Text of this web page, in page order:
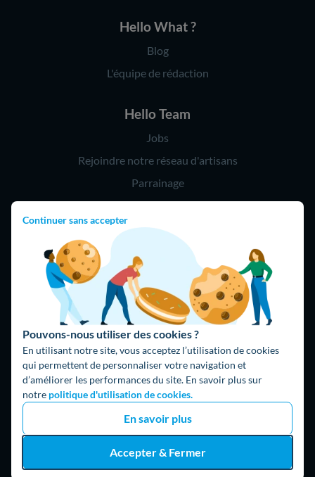
Continuer sans accepter
Pouvons-nous utiliser des cookies ?
En utilisant notre site, vous acceptez l’utilisation de cookies
qui permettent de personnaliser votre navigation et
d’améliorer les performances du site. En savoir plus sur
notre politique d'utilisation de cookies.
En savoir plus
Accepter & Fermer
Hello What ?
Blog
L'équipe de rédaction
Hello Team
Jobs
Rejoindre notre réseau d'artisans
Parrainage
Hello !
09 75 18 60 60
(8h-21h)
75018 Paris
Fait avec ⚡ par Hello Watt
© 2026 Hello Watt |CGU|Mentions légales